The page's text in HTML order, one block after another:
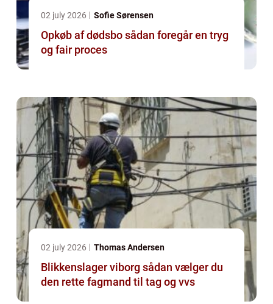
02 july 2026 Sofie Sørensen
Opkøb af dødsbo sådan foregår en tryg
og fair proces
02 july 2026 Thomas Andersen
Blikkenslager viborg sådan vælger du
den rette fagmand til tag og vvs